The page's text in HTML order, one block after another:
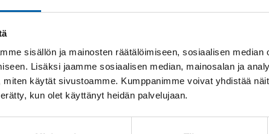
sisällön ja mainosten räätälöimiseen, sosiaalisen median
Lisäksi jaamme sosiaalisen median, mainosalan ja
käytät sivustoamme. Kumppanimme voivat yhdistää
kun olet käyttänyt heidän palvelujaan.
vinkit poran ja kalvaimen
kalvainten ja porien suunnittelussa,